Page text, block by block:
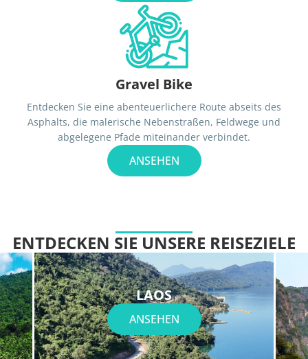
Gravel Bike
Entdecken Sie eine abenteuerlichere Route abseits des
Asphalts, die malerische Nebenstraßen, Feldwege und
abgelegene Pfade miteinander verbindet.
ANSEHEN
ENTDECKEN SIE UNSERE REISEZIELE
LAOS
ANSEHEN